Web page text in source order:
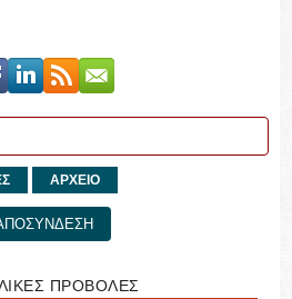
ΑΡΧΕΙΟ
ΠΡΟΒΟΛΕΣ